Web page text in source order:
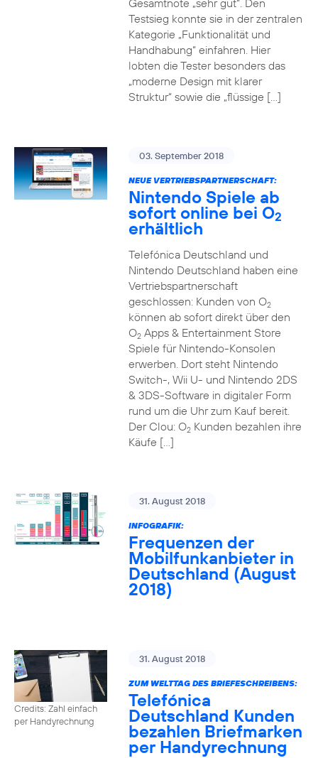
Gesamtnote „sehr gut“. Den
Testsieg konnte sie in der zentralen
Kategorie „Funktionalität und
Handhabung“ einfahren. Hier
lobten die Tester besonders das
„moderne Design mit klarer
Struktur“ sowie die „flüssige […]
03. September 2018
NEUE VERTRIEBSPARTNERSCHAFT:
Nintendo Spiele ab
sofort online bei O2
erhältlich
Telefónica Deutschland und
Nintendo Deutschland haben eine
Vertriebspartnerschaft
geschlossen: Kunden von O2
können ab sofort direkt über den
O2Apps & Entertainment Store
Spiele für Nintendo-Konsolen
erwerben. Dort steht Nintendo
Switch-, Wii U- und Nintendo 2DS
& 3DS-Software in digitaler Form
rund um die Uhr zum Kauf bereit.
Der Clou: O2Kunden bezahlen ihre
Käufe […]
31. August 2018
INFOGRAFIK:
Frequenzen der
Mobilfunkanbieter in
Deutschland (August
2018)
Credits: Zahl einfach
per Handyrechnung
31. August 2018
ZUM WELTTAG DES BRIEFESCHREIBENS:
Telefónica
Deutschland Kunden
bezahlen Briefmarken
per Handyrechnung